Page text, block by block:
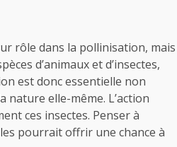
rôle dans la pollinisation, mais
d’animaux et d’insectes,
est donc essentielle non
elle-même. L’action
ces insectes. Penser à
pourrait offrir une chance à